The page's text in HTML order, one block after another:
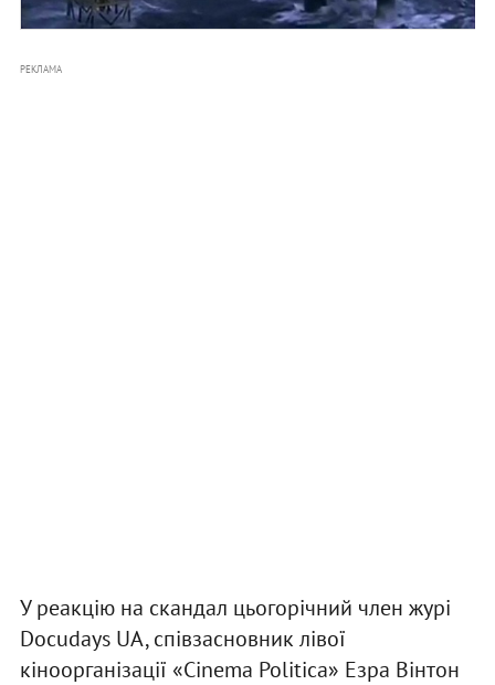
РЕКЛАМА
У реакцію на скандал цьогорічний член журі
Docudays UA, співзасновник лівої
кіноорганізації «Cinema Politica» Езра Вінтон